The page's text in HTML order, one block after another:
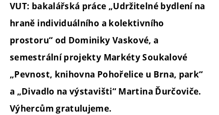
VUT: bakalářská práce „Udržitelné bydlení na
hraně individuálního a kolektivního
prostoru“ od Dominiky Vaskové, a
semestrální projekty Markéty Soukalové
„Pevnost, knihovna Pohořelice u Brna, park“
a „Divadlo na výstavišti“ Martina Ďurčoviče.
Výhercům gratulujeme.